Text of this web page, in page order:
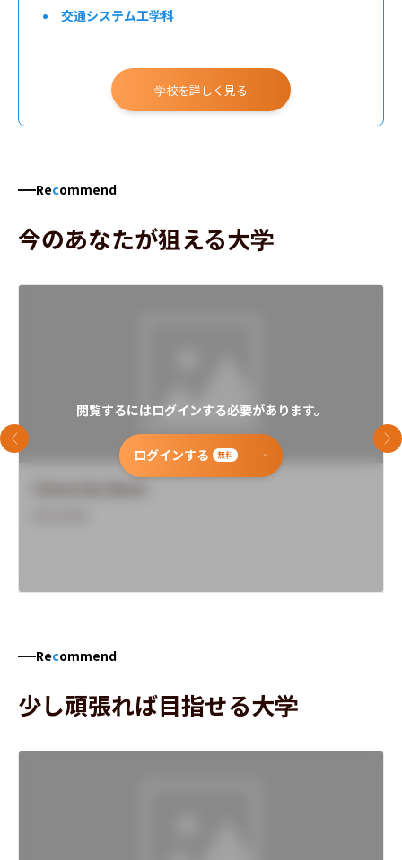
交通システム工学科
学校を詳しく見る
Recommend
今のあなたが狙える大学
閲覧するにはログインする必要があります。
ログインする 無料
前のスライド 次
Recommend
少し頑張れば目指せる大学